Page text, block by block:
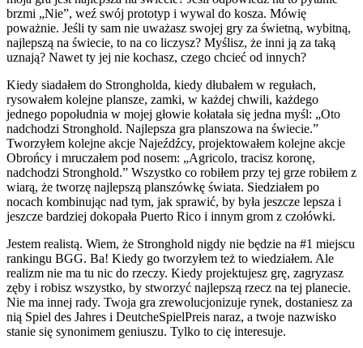
brzmi „Nie”, weź swój prototyp i wywal do kosza. Mówię
poważnie. Jeśli ty sam nie uważasz swojej gry za świetną, wybitną,
najlepszą na świecie, to na co liczysz? Myślisz, że inni ją za taką
uznają? Nawet ty jej nie kochasz, czego chcieć od innych?
Kiedy siadałem do Strongholda, kiedy dłubałem w regułach,
rysowałem kolejne plansze, zamki, w każdej chwili, każdego
jednego popołudnia w mojej głowie kołatała się jedna myśl: „Oto
nadchodzi Stronghold. Najlepsza gra planszowa na świecie.”
Tworzyłem kolejne akcje Najeźdźcy, projektowałem kolejne akcje
Obrońcy i mruczałem pod nosem: „Agricolo, tracisz koronę,
nadchodzi Stronghold.” Wszystko co robiłem przy tej grze robiłem z
wiarą, że tworzę najlepszą planszówkę świata. Siedziałem po
nocach kombinując nad tym, jak sprawić, by była jeszcze lepsza i
jeszcze bardziej dokopała Puerto Rico i innym grom z czołówki.
Jestem realistą. Wiem, że Stronghold nigdy nie będzie na #1 miejscu
rankingu BGG. Ba! Kiedy go tworzyłem też to wiedziałem. Ale
realizm nie ma tu nic do rzeczy. Kiedy projektujesz grę, zagryzasz
zęby i robisz wszystko, by stworzyć najlepszą rzecz na tej planecie.
Nie ma innej rady. Twoja gra zrewolucjonizuje rynek, dostaniesz za
nią Spiel des Jahres i DeutcheSpielPreis naraz, a twoje nazwisko
stanie się synonimem geniuszu. Tylko to cię interesuje.